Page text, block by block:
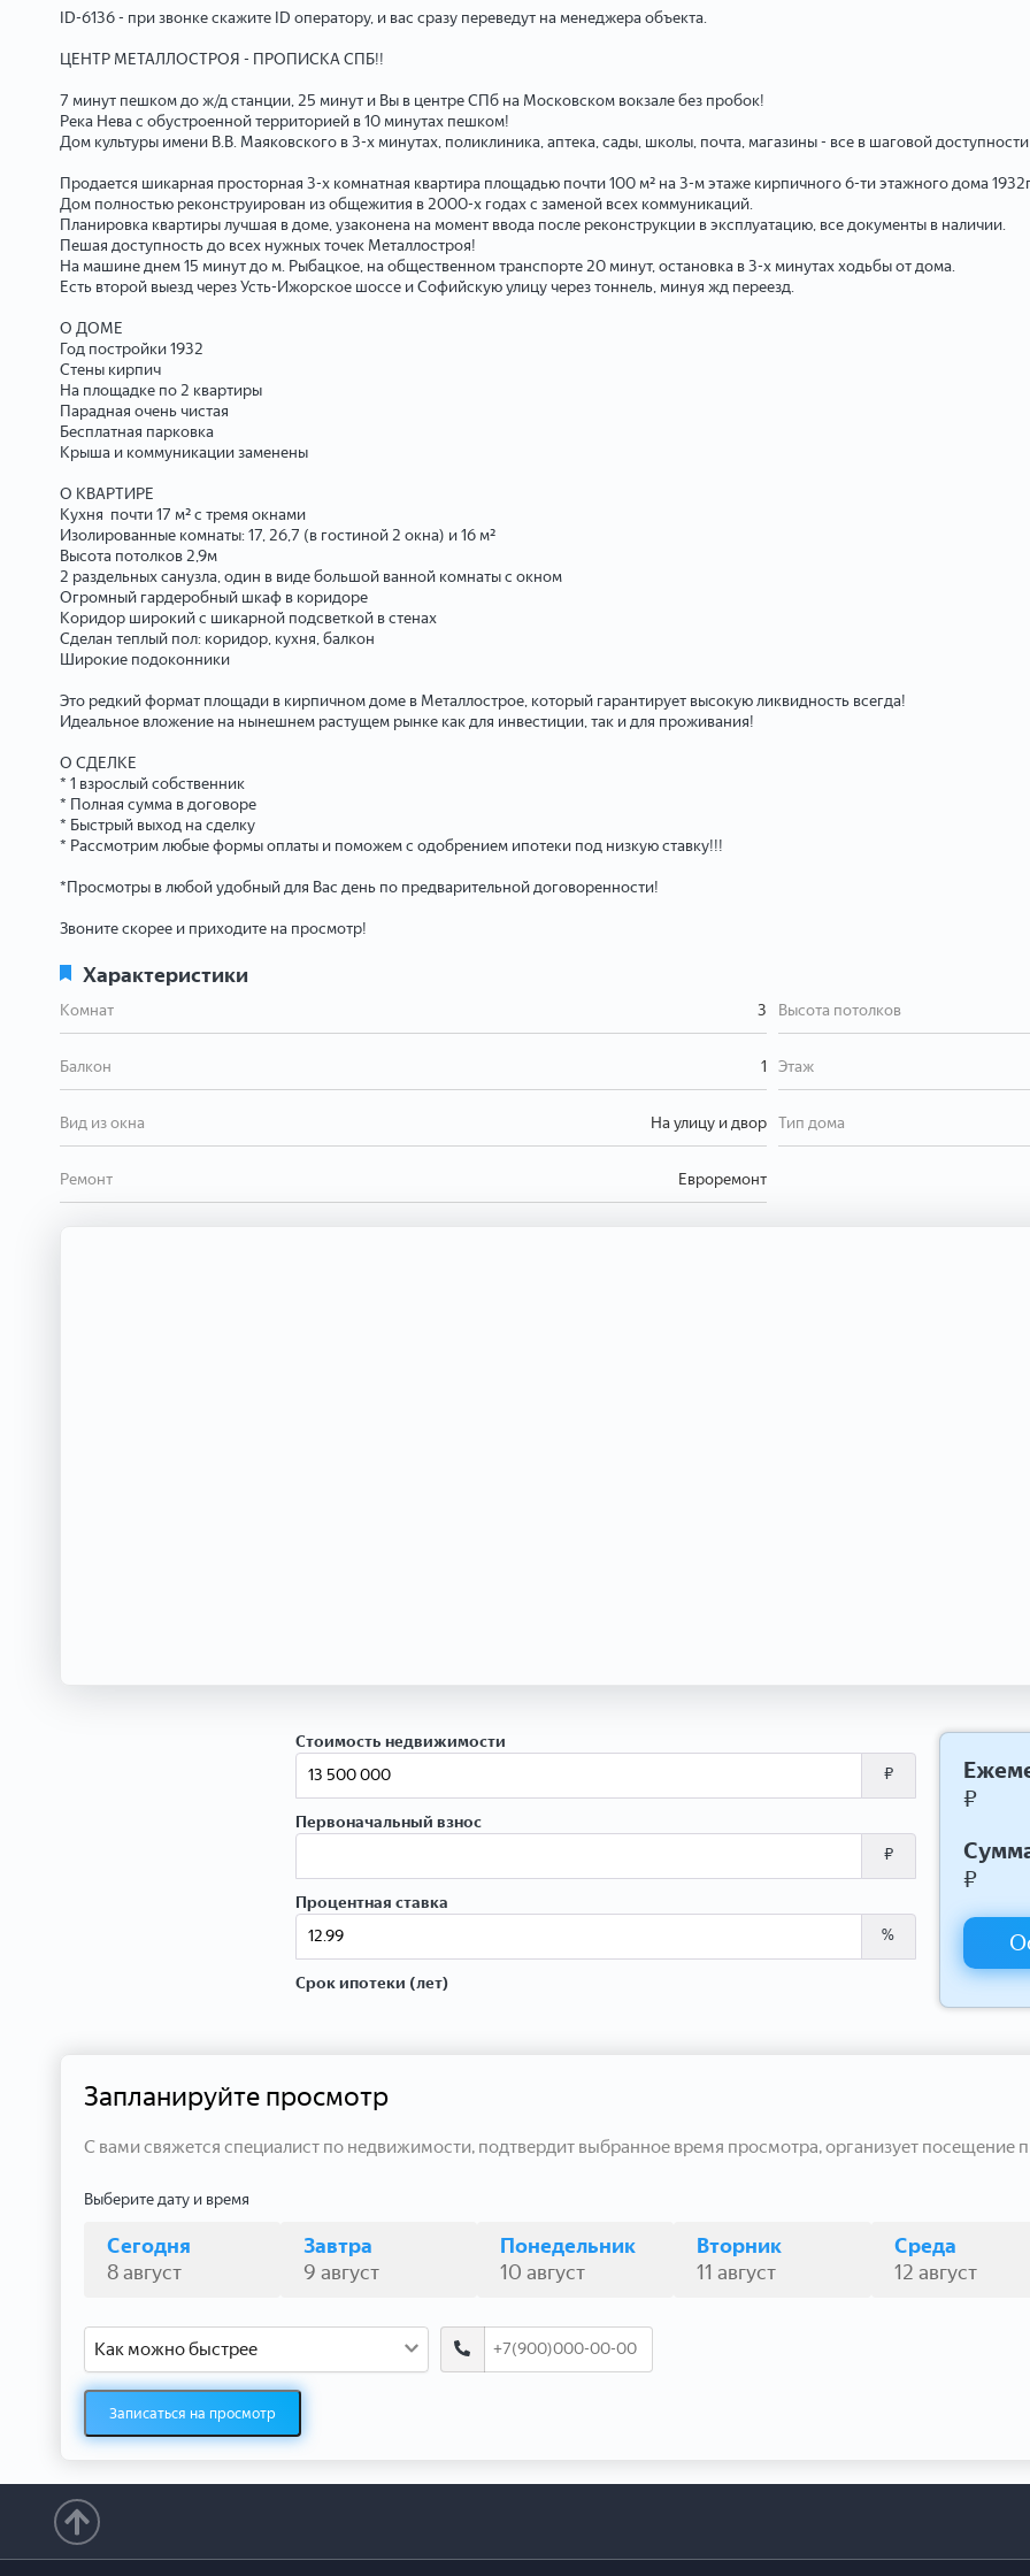
ID-6136 - при звонке скажите ID оператору, и вас сразу переведут на менеджера объекта.
ЦЕНТР МЕТАЛЛОСТРОЯ - ПРОПИСКА СПБ!!
7 минут пешком до ж/д станции, 25 минут и Вы в центре СПб на Московском вокзале без пробок!
Река Нева с обустроенной территорией в 10 минутах пешком!
Дом культуры имени В.В. Маяковского в 3-х минутах, поликлиника, аптека, сады, школы, почта, магазины - все в шаговой
Продается шикарная просторная 3-х комнатная квартира площадью почти 100 м² на 3-м этаже кирпичного 6-ти этажного дома
Дом полностью реконструирован из общежития в 2000-х годах с заменой всех коммуникаций.
Планировка квартиры лучшая в доме, узаконена на момент ввода после реконструкции в эксплуатацию, все документы в наличии.
Пeшая дocтупность до вcех нужных точек Металлостроя!
На машине днем 15 минут до м. Рыбацкое, на общественном транспорте 20 минут, остановка в 3-х минутах ходьбы от дома.
Есть второй выезд через Усть-Ижорское шоссе и Софийскую улицу через тоннель, минуя жд переезд.
О ДОМЕ
Год постройки 1932
Стены кирпич
На площадке по 2 квартиры
Парадная очень чистая
Бесплатная парковка
Крыша и коммуникации заменены
О КВАРТИРЕ
Кухня почти 17 м² с тремя окнами
Изолированные комнаты: 17, 26,7 (в гостиной 2 окна) и 16 м²
Высота потолков 2,9м
2 раздельных санузла, один в виде большой ванной комнаты с окном
Огромный гардеробный шкаф в коридоре
Коридор широкий с шикарной подсветкой в стенах
Сделан теплый пол: коридор, кухня, балкон
Широкие подоконники
Это редкий формат площади в кирпичном доме в Металлострое, который гарантирует высокую ликвидность всегда!
Идеальное вложение на нынешнем растущем рынке как для инвестиции, так и для проживания!
О СДЕЛКЕ
* 1 взрослый собственник
* Полная сумма в договоре
* Быстрый выход на сделку
* Рассмотрим любые формы оплаты и поможем с одобрением ипотеки под низкую ставку!!!
*Просмотры в любой удобный для Вас день по предварительной договоренности!
Звоните скорее и приходите на просмотр!
Характеристики
Комнат 3 Высота потолков
Балкон 1 Этаж
Вид из окна На улицу и двор Тип дома
Ремонт Евроремонт
Стоимость недвижимости
₽
Первоначальный взнос
₽
Процентная ставка
%
Срок ипотеки (лет)
₽
₽
Запланируйте просмотр
С вами свяжется специалист по недвижимости, подтвердит выбранное время просмотра, организует посещение
Выберите дату и время
Сегодня
8 август
Завтра
9 август
Понедельник
10 август
Вторник
11 август
Среда
12 август
Как можно быстрее
Записаться на просмотр